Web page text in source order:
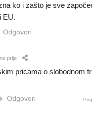
ko i zašto je sve
EU.
Odgovori
prije
pricama o slobodnom
Odgovori